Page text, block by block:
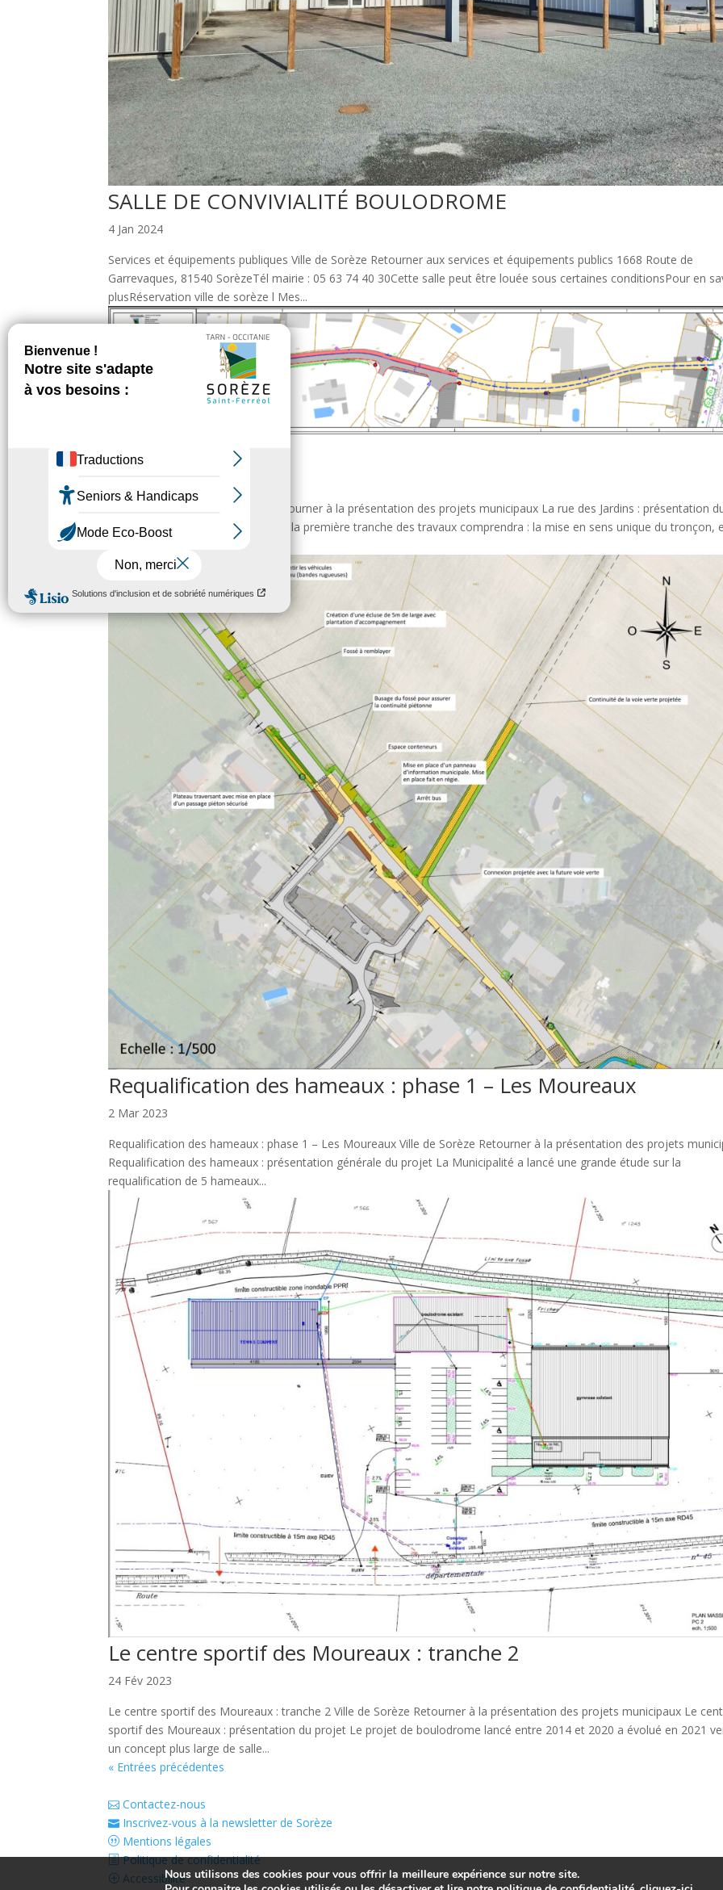
SALLE DE CONVIVIALITÉ BOULODROME
4 Jan 2024
Services et équipements publiques Ville de Sorèze Retourner aux services et équipements publics 1668 Route de
Garrevaques, 81540 SorèzeTél mairie : 05 63 74 40 30Cette salle peut être louée sous certaines conditionsPour en
plusRéservation ville de sorèze l Mes...
Rue des Jardins
Rue des Jardins Ville de Sorèze Retourner à la présentation des projets municipaux La rue des Jardins : présentation
projet L’aménagement prévu dans la première tranche des travaux comprendra : la mise en sens unique du tronçon,
Requalification des hameaux : phase 1 – Les Moureaux
2 Mar 2023
Requalification des hameaux : phase 1 – Les Moureaux Ville de Sorèze Retourner à la présentation des projets
Requalification des hameaux : présentation générale du projet La Municipalité a lancé une grande étude sur la
requalification de 5 hameaux...
Le centre sportif des Moureaux : tranche 2
24 Fév 2023
Le centre sportif des Moureaux : tranche 2 Ville de Sorèze Retourner à la présentation des projets municipaux Le
sportif des Moureaux : présentation du projet Le projet de boulodrome lancé entre 2014 et 2020 a évolué en 2021
un concept plus large de salle...
« Entrées précédentes
Contactez-nous
Inscrivez-vous à la newsletter de Sorèze
Mentions légales
Politique de confidentialité
AccessibilitéNous utilisons des cookies pour vous offrir la meilleure expérience sur notre site.